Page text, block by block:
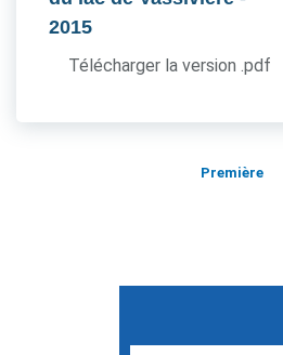
2015
Télécharger la version .pdf
Première